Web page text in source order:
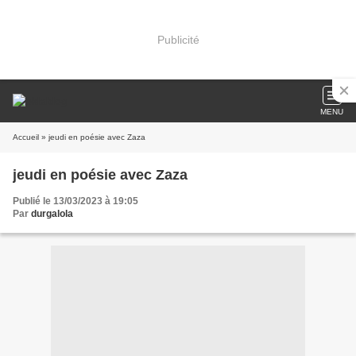
Publicité
MENU
Accueil » jeudi en poésie avec Zaza
jeudi en poésie avec Zaza
Publié le 13/03/2023 à 19:05
Par durgalola